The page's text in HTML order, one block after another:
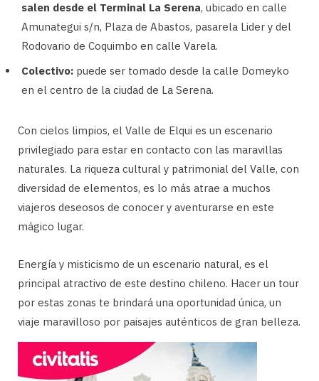
salen desde el Terminal La Serena, ubicado en calle
Amunategui s/n, Plaza de Abastos, pasarela Lider y del
Rodovario de Coquimbo en calle Varela.
Colectivo: puede ser tomado desde la calle Domeyko
en el centro de la ciudad de La Serena.
Con cielos limpios, el Valle de Elqui es un escenario
privilegiado para estar en contacto con las maravillas
naturales. La riqueza cultural y patrimonial del Valle, con
diversidad de elementos, es lo más atrae a muchos
viajeros deseosos de conocer y aventurarse en este
mágico lugar.
Energía y misticismo de un escenario natural, es el
principal atractivo de este destino chileno. Hacer un tour
por estas zonas te brindará una oportunidad única, un
viaje maravilloso por paisajes auténticos de gran belleza.